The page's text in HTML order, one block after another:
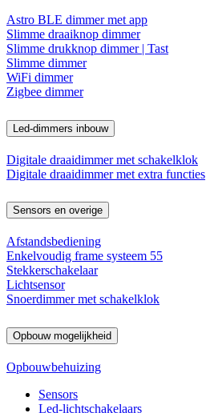
Astro BLE dimmer met app
Slimme draaiknop dimmer
Slimme drukknop dimmer | Tast
Slimme dimmer
WiFi dimmer
Zigbee dimmer
Led-dimmers inbouw
Digitale draaidimmer met schakelklok
Digitale draaidimmer met extra functies
Sensors en overige
Afstandsbediening
Enkelvoudig frame systeem 55
Stekkerschakelaar
Lichtsensor
Snoerdimmer met schakelklok
Opbouw mogelijkheid
Opbouwbehuizing
Sensors
Led-lichtschakelaars